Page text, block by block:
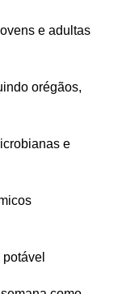
e adultas
orégãos,
e